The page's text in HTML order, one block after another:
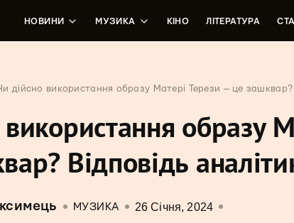
НОВИНИ МУЗИКА КІНО ЛІТЕРАТУРА
дійсно використання образу Матері Терези — це зашквар?
образу
Відповідь
МУЗИКА 26 Січня, 2024